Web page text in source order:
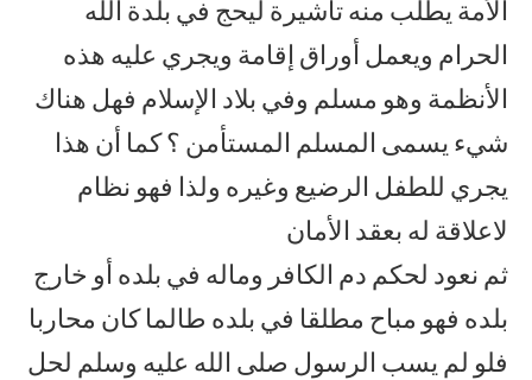
الأمة يطلب منه تأشيرة ليحج في بلدة الله
الحرام ويعمل أوراق إقامة ويجري عليه هذه
الأنظمة وهو مسلم وفي بلاد الإسلام فهل هناك
شيء يسمى المسلم المستأمن ؟ كما أن هذا
يجري للطفل الرضيع وغيره ولذا فهو نظام
لاعلاقة له بعقد الأمان
ثم نعود لحكم دم الكافر وماله في بلده أو خارج
بلده فهو مباح مطلقا في بلده طالما كان محاربا
فلو لم يسب الرسول صلى الله عليه وسلم لحل